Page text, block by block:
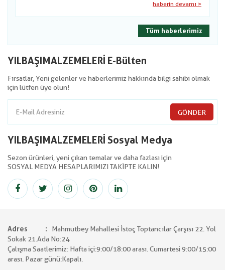
haberin devamı >
Tüm haberlerimiz
YILBAŞIMALZEMELERİ E-Bülten
Fırsatlar, Yeni gelenler ve haberlerimiz hakkında bilgi sahibi olmak
için lütfen üye olun!
GÖNDER
YILBAŞIMALZEMELERİ Sosyal Medya
Sezon ürünleri, yeni çıkan temalar ve daha fazlası için
SOSYAL MEDYA HESAPLARIMIZI TAKİPTE KALIN!
Adres
Mahmutbey Mahallesi İstoç Toptancılar Çarşısı 22. Yol
Sokak 21.Ada No:24
Çalışma Saatlerimiz: Hafta içi:9:00/18:00 arası. Cumartesi 9:00/15:00
arası. Pazar günü:Kapalı.